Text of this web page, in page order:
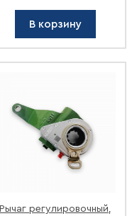
В корзину
Рычаг регулировочный,